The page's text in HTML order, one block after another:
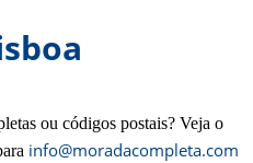
ou códigos postais? Veja o
info@moradacompleta.com